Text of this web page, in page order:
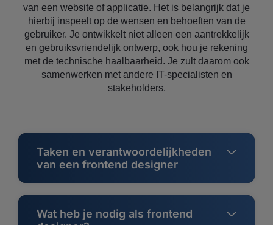
van een website of applicatie. Het is belangrijk dat je
hierbij inspeelt op de wensen en behoeften van de
gebruiker. Je ontwikkelt niet alleen een aantrekkelijk
en gebruiksvriendelijk ontwerp, ook hou je rekening
met de technische haalbaarheid. Je zult daarom ook
samenwerken met andere IT-specialisten en
stakeholders.
Taken en verantwoordelijkheden
van een frontend designer
Wat heb je nodig als frontend